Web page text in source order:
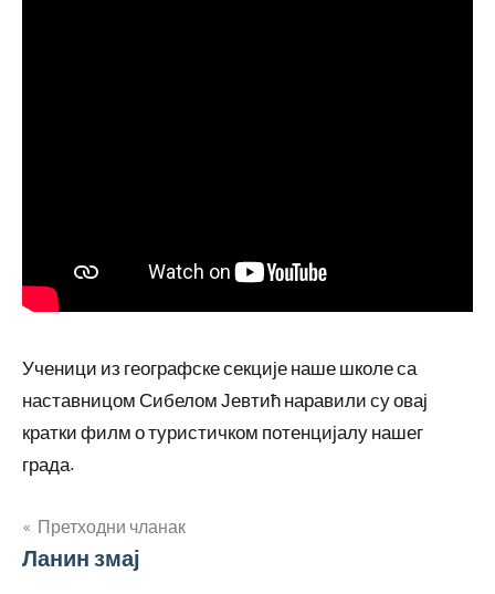
Ученици из географске секције наше школе са
наставницом Сибелом Јевтић наравили су овај
кратки филм о туристичком потенцијалу нашег
града.
Кретање
чланка
Претходни чланак
Ланин змај